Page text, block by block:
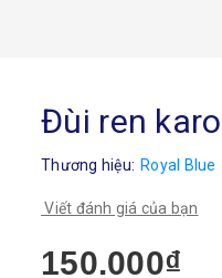
Đùi ren
Thương hiệu: Royal Blue
Viết đánh giá của bạn
150.000₫